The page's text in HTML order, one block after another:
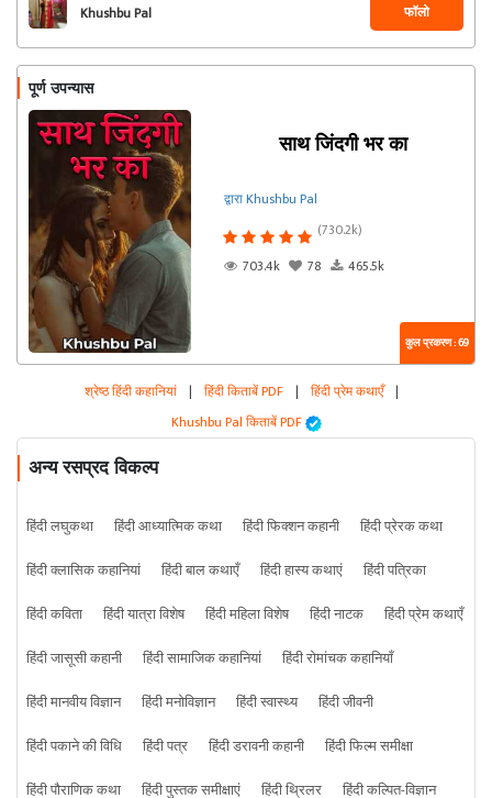
Khushbu Pal फॉलो
पूर्ण उपन्यास
साथ जिंदगी भर का
द्वारा Khushbu Pal
(730.2k)
703.4k
78 465.5k
कुल प्रकरण : 69
श्रेष्ठ हिंदी कहानियां | हिंदी किताबें PDF | हिंदी प्रेम कथाएँ |
Khushbu Pal किताबें PDF
अन्य रसप्रद विकल्प
हिंदी लघुकथा हिंदी आध्यात्मिक कथा हिंदी फिक्शन कहानी
हिंदी प्रेरक कथा
हिंदी क्लासिक कहानियां
हिंदी बाल कथाएँ हिंदी हास्य कथाएं
हिंदी पत्रिका
हिंदी कविता
हिंदी यात्रा विशेष हिंदी महिला विशेष हिंदी नाटक
हिंदी प्रेम कथाएँ
हिंदी जासूसी कहानी
हिंदी सामाजिक कहानियां
हिंदी रोमांचक कहानियाँ
हिंदी मानवीय विज्ञान
हिंदी मनोविज्ञान हिंदी स्वास्थ्य
हिंदी जीवनी
हिंदी पकाने की विधि
हिंदी पत्र हिंदी डरावनी कहानी
हिंदी फिल्म समीक्षा
हिंदी पौराणिक कथा
हिंदी पुस्तक समीक्षाएं हिंदी थ्रिलर हिंदी कल्पित-विज्ञान